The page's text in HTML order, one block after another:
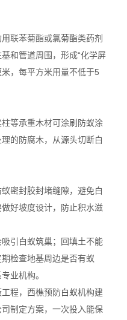
联苯菊酯或氯菊酯类药剂
和管道周围，形成“化学屏
，每平方米用量不低于5
等承重木材可涂刷防蚁涂
的防腐木，从源头切断白
密封胶封堵缝隙，避免白
好坡度设计，防止积水滋
引白蚁筑巢；回填土不能
检查地基周边是否有蚁
业机构。
工程，西樵预防白蚁机构建
制定方案，一次投入能保